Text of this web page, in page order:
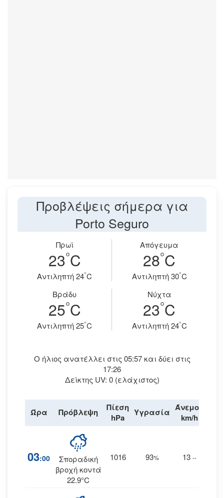
Προβλέψεις σήμερα για
Porto Seguro
Πρωί
23°C
Aντιληπτή 24°C
Απόγευμα
28°C
Aντιληπτή 30°C
Βράδυ
25°C
Aντιληπτή 25°C
Νύχτα
23°C
Aντιληπτή 24°C
Ο ήλιος ανατέλλει στις 05:57 και δύει στις
17:26
Δείκτης UV: 0 (ελάχιστος)
Ώρα Πρόβλεψη
Πίεση
hPa
Υγρασία Άνεμος
km/h
03:00
Σποραδική
βροχή κοντά
22.9°C
1016 93% 13 --